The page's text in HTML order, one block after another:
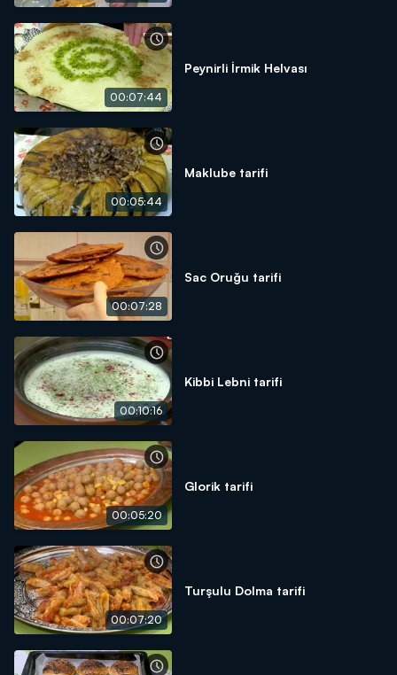
00:07:44
Peynirli İrmik Helvası
00:05:44
Maklube tarifi
00:07:28
Sac Oruğu tarifi
00:10:16
Kibbi Lebni tarifi
00:05:20
Glorik tarifi
00:07:20
Turşulu Dolma tarifi